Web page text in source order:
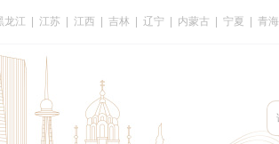
龙江 江苏 江西 吉林 辽宁 内蒙古 宁夏 青海